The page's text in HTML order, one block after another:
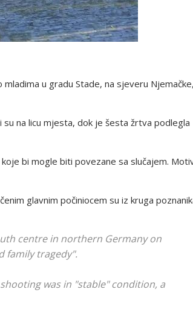
u gradu Stade, na sjeveru Njemačke,
na licu mjesta, dok je šesta žrtva podlegla
bi mogle biti povezane sa slučajem.
glavnim počiniocem su iz kruga
centre in northern Germany on
family tragedy".
was in "stable" condition, a